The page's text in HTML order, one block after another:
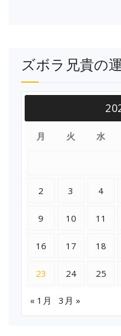
ズボラ兄貴の
月 火 水
2 3 4
9 10 11
16 17 18
23 24 25
« 1月 3月 »